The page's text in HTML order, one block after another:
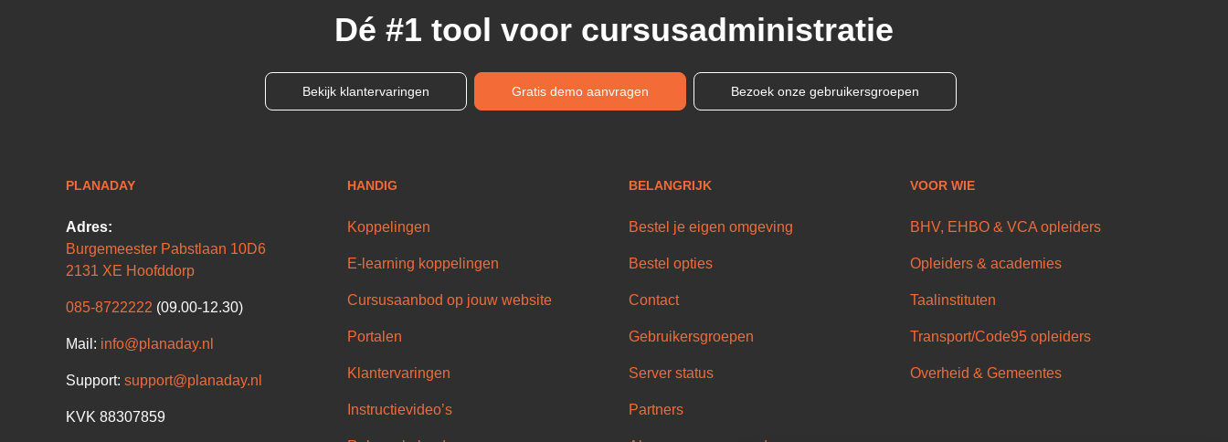
Dé #1 tool voor cursusadministratie
Bekijk klantervaringen Gratis demo aanvragen Bezoek onze gebruikersgroepen
PLANADAY
Adres:
Burgemeester Pabstlaan 10D6
2131 XE Hoofddorp
085-8722222 (09.00-12.30)
Mail: info@planaday.nl
Support: support@planaday.nl
KVK 88307859
HANDIG
Koppelingen
E-learning koppelingen
Cursusaanbod op jouw website
Portalen
Klantervaringen
Instructievideo’s
BELANGRIJK
Bestel je eigen omgeving
Bestel opties
Contact
Gebruikersgroepen
Server status
Partners
VOOR WIE
BHV, EHBO & VCA opleiders
Opleiders & academies
Taalinstituten
Transport/Code95 opleiders
Overheid & Gemeentes